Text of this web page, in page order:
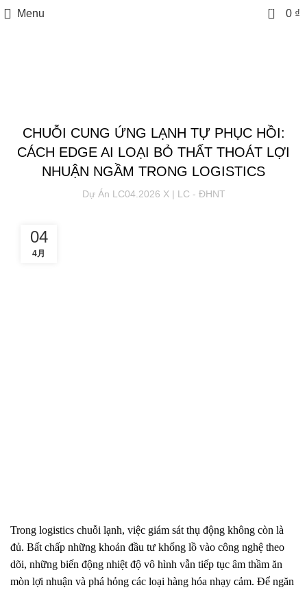
Menu 0 0 ₫
CHUỖI CUNG ỨNG LẠNH TỰ PHỤC HỒI:
CÁCH EDGE AI LOẠI BỎ THẤT THOÁT LỢI
NHUẬN NGẦM TRONG LOGISTICS
Dự Án LC04.2026 X | LC - ĐHNT
04
4月
Trong logistics chuỗi lạnh, việc giám sát thụ động không còn là
đủ. Bất chấp những khoản đầu tư khổng lồ vào công nghệ theo
dõi, những biến động nhiệt độ vô hình vẫn tiếp tục âm thầm ăn
mòn lợi nhuận và phá hỏng các loại hàng hóa nhạy cảm. Để ngăn